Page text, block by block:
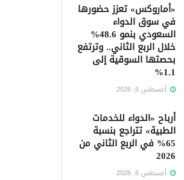
«أماروكس» تعزز حضورها
في سوق الدواء
السعودي بنمو 48.6%
خلال الربع الثاني.. وترتفع
بحصتها السوقية إلى
1.1%
أغسطس 6, 2026
أرباح «الدواء للخدمات
الطبية» تتراجع بنسبة
65% في الربع الثاني من
2026
أغسطس 6, 2026